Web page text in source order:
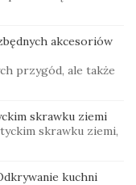
akcesoriów
przygód, ale także
skrawku ziemi
skrawku ziemi,
kuchni